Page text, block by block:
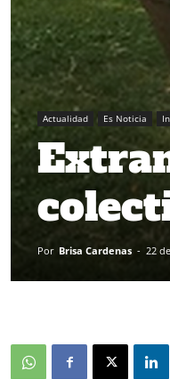
Actualidad Es Noticia
Por Brisa Cardenas - 22